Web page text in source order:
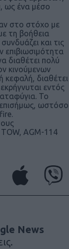
ως ένα μέσο
στο στόχο με
τη βοήθεια
και τις
διαθέτει πολύ
κινούμενων
διαθέτει
εντός
Το
επισήμως, ωστόσο
AGM-114
News